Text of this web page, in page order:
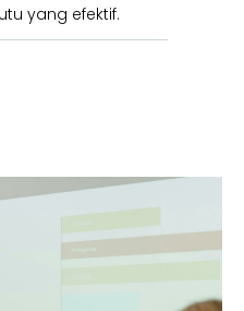
yang efektif.